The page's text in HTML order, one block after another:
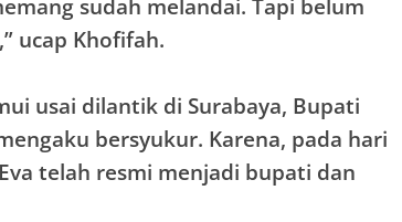
sudah melandai. Tapi belum
ucap Khofifah.
usai dilantik di Surabaya, Bupati
bersyukur. Karena, pada hari
telah resmi menjadi bupati dan